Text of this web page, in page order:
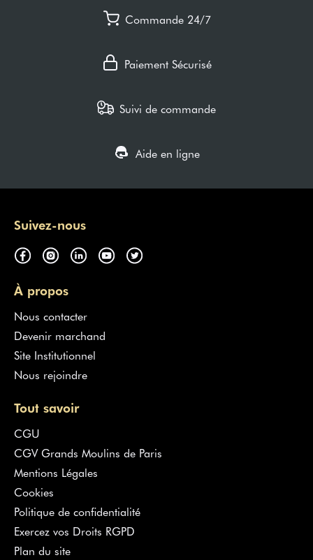
Commande 24/7
Paiement Sécurisé
Suivi de commande
Aide en ligne
Suivez-nous
À propos
Nous contacter
Devenir marchand
Site Institutionnel
Nous rejoindre
Tout savoir
CGU
CGV Grands Moulins de Paris
Mentions Légales
Cookies
Politique de confidentialité
Exercez vos Droits RGPD
Plan du site